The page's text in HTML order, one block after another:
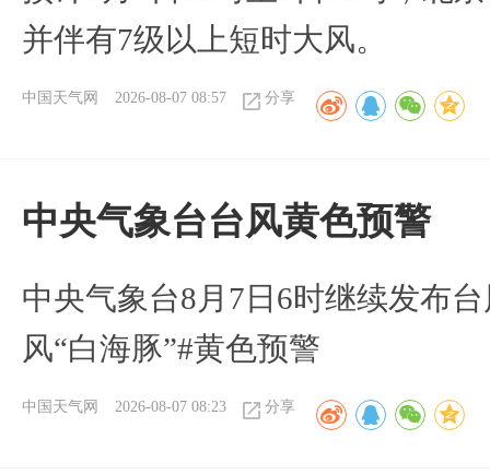
并伴有7级以上短时大风。
中国天气网 2026-08-07 08:57 分享
​中央气象台台风黄色预警
中央气象台8月7日6时继续发布
风“白海豚”#黄色预警
中国天气网 2026-08-07 08:23 分享